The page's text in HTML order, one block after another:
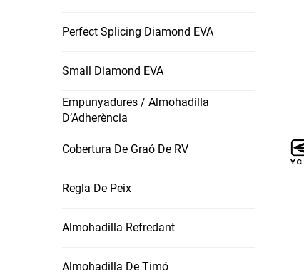
Perfect Splicing Diamond EVA
Small Diamond EVA
Empunyadures / Almohadilla
D’Adherència
Cobertura De Graó De RV
Regla De Peix
Almohadilla Refredant
Almohadilla De Timó